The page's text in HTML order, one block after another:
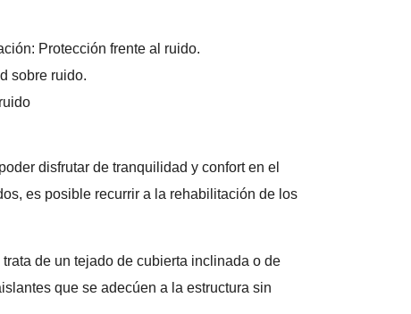
Protección frente al ruido.
sobre ruido.
disfrutar de tranquilidad y confort en el
es posible recurrir a la rehabilitación de los
de un tejado de cubierta inclinada o de
que se adecúen a la estructura sin